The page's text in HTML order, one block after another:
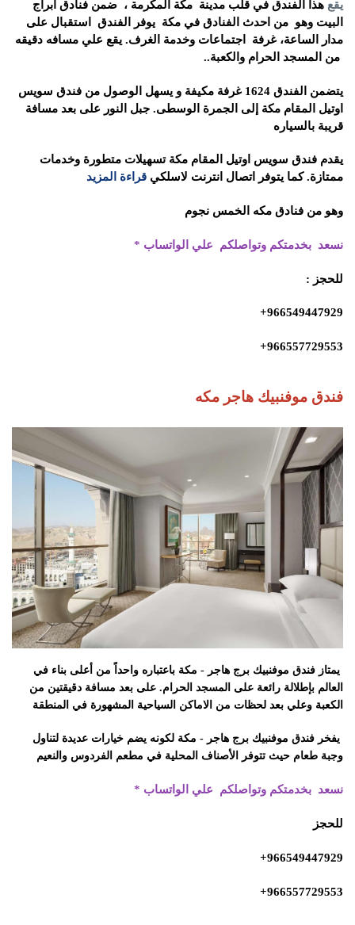
يقع هذا الفندق في قلب مدينة مكة المكرمة ، ضمن فنادق أبراج
البيت وهو من احدث الفنادق في مكة يوفر الفندق استقبال على
مدار الساعة، غرفة اجتماعات وخدمة الغرف. يقع علي مسافه دقيقه
من المسجد الحرام والكعبة..
يتضمن الفندق 1624 غرفة مكيفة و
يسهل الوصول من فندق سويس
اوتيل المقام مكة إلى الجمرة الوسطى. جبل النور على بعد مسافة
قريبة بالسياره
يقدم فندق سويس اوتيل المقام مكة تسهيلات متطورة وخدمات
ممتازة. كما يتوفر اتصال انترنت لاسلكي قراءة المزيد
وهو من فنادق مكه الخمس نجوم
نسعد بخدمتكم وتواصلكم علي الواتساب *
للحجز :
966549447929+
966557729553+
فندق موفنبيك هاجر مكه
يمتاز فندق موفنبيك برج هاجر - مكة باعتباره واحداً من أعلى بناء في
العالم بإطلالة رائعة على المسجد الحرام. على بعد مسافة دقيقتين من
الكعبة وعلي بعد لحظات من الاماكن السياحية المشهورة في المنطقة
يفخر فندق موفنبيك برج هاجر - مكة لكونه يضم خيارات عديدة لتناول
وجبة طعام حيث تتوفر الأصناف المحلية في مطعم الفردوس والنعيم
نسعد بخدمتكم وتواصلكم علي الواتساب *
للحجز
966549447929+
966557729553+